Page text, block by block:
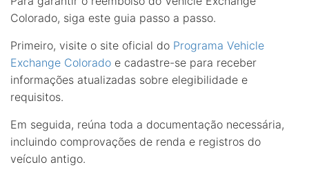
Colorado, siga este guia passo a passo.
Primeiro, visite o site oficial do Programa Vehicle
Exchange Colorado e cadastre-se para receber
informações atualizadas sobre elegibilidade e
requisitos.
Em seguida, reúna toda a documentação necessária,
incluindo comprovações de renda e registros do
veículo antigo.